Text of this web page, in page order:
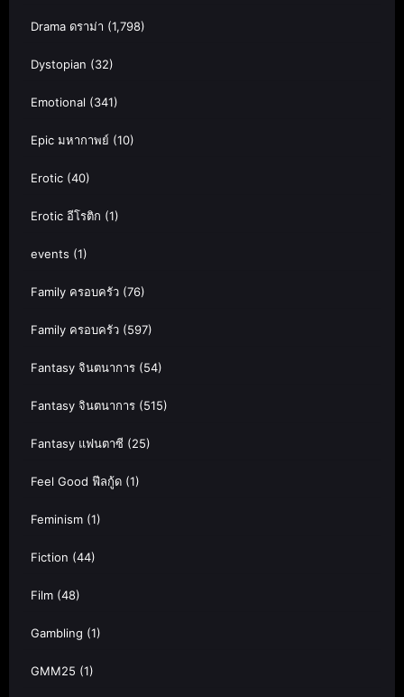
Drama ดราม่า (1,798)
Dystopian (32)
Emotional (341)
Epic มหากาพย์ (10)
Erotic (40)
Erotic อีโรติก (1)
events (1)
Family ครอบครัว (76)
Family ครอบครัว (597)
Fantasy จินตนาการ (54)
Fantasy จินตนาการ (515)
Fantasy แฟนตาซี (25)
Feel Good ฟีลกู้ด (1)
Feminism (1)
Fiction (44)
Film (48)
Gambling (1)
GMM25 (1)